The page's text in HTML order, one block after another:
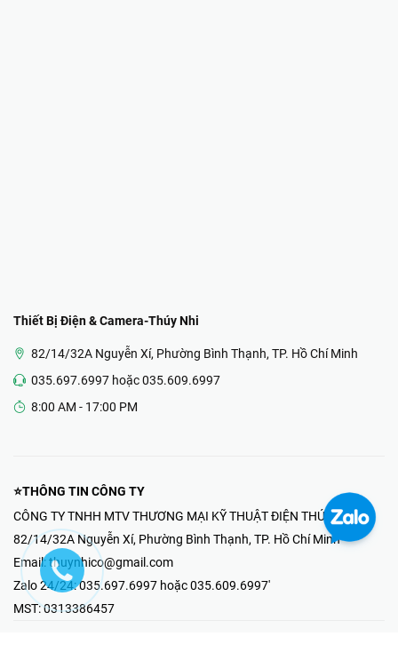
Thiết Bị Điện & Camera-Thúy Nhi
82/14/32A Nguyễn Xí, Phường Bình Thạnh, TP. Hồ Chí Minh
035.697.6997 hoặc 035.609.6997
8:00 AM - 17:00 PM
⭐THÔNG TIN CÔNG TY
CÔNG TY TNHH MTV THƯƠNG MẠI KỸ THUẬT ĐIỆN THÚY NHI
82/14/32A Nguyễn Xí, Phường Bình Thạnh, TP. Hồ Chí Minh
Email: thuynhico@gmail.com
Zalo 24/24:035.697.6997 hoặc 035.609.6997'
MST:0313386457